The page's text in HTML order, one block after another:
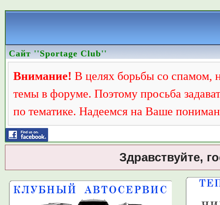
Сайт ''Sportage Club''
Внимание! В целях борьбы со спамом,
темы в форуме. Поэтому просьба
по тематике. Надеемся на Ваше
Здравствуйте,